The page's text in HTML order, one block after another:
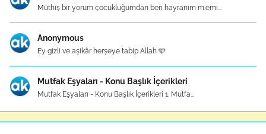
Müthiş bir yorum çocukluğumdan beri hayranım m.emi...
Anonymous
Ey gizli ve aşikâr herşeye tabip Allah 🩵
Mutfak Eşyaları - Konu Başlık İçerikleri
Mutfak Eşyaları - Konu Başlık İçerikleri 1. Mutfa...